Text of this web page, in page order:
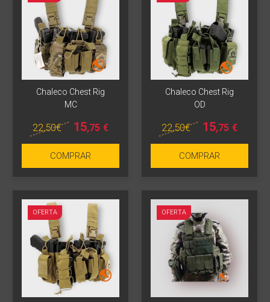
Chaleco Chest Rig
MC
22,50€ 15,75 €
COMPRAR
Chaleco Chest Rig
OD
22,50€ 15,75 €
COMPRAR
OFERTA OFERTA
Más info
Más info